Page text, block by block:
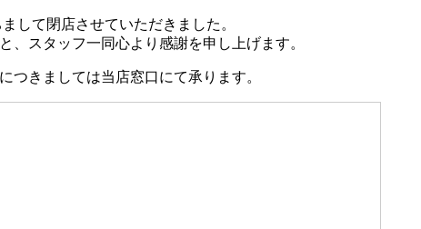
して閉店させていただきました。
、スタッフ一同心より感謝を申し上げます。
つきましては当店窓口にて承ります。